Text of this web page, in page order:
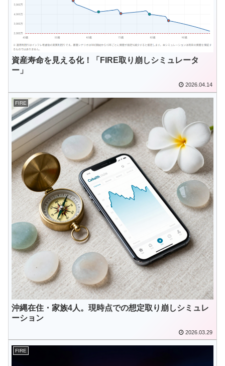
資産寿命を見える化！「FIRE取り崩しシミュレータ
ー」
2026.04.14
FIRE
沖縄在住・家族4人。現時点での想定取り崩しシミュレ
ーション
2026.03.29
FIRE